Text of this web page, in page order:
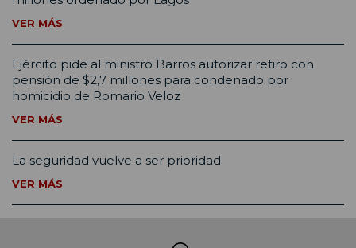
VER MÁS
Ejército pide al ministro Barros autorizar retiro con
pensión de $2,7 millones para condenado por
homicidio de Romario Veloz
VER MÁS
La seguridad vuelve a ser prioridad
VER MÁS